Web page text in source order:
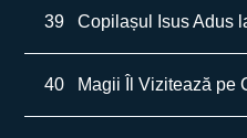
39 Copilașul Isus Adus
40 Magii Îl Vizitează pe